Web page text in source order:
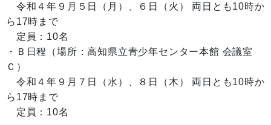
令和４年９月５日（月）、６日（火） 両日とも10時か
ら17時まで
定員：10名
・Ｂ日程（場所：高知県立青少年センター本館 会議室
Ｃ）
令和４年９月７日（水）、８日（木） 両日とも10時か
ら17時まで
定員：10名